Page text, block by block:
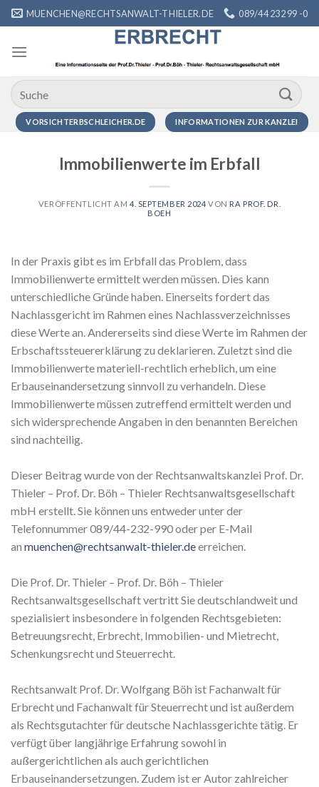
Zum
Inhalt
springen
MUENCHEN@RECHTSANWALT-THIELER.DE 089/44 232 99 -0
VORSICHTERBSCHLEICHER.DE INFORMATIONEN ZUR KANZLEI
Immobilienwerte im Erbfall
VERÖFFENTLICHT AM 4. SEPTEMBER 2024 VON RA PROF. DR.
BOEH
In der Praxis gibt es im Erbfall das Problem, dass
Immobilienwerte ermittelt werden müssen. Dies kann
unterschiedliche Gründe haben. Einerseits fordert das
Nachlassgericht im Rahmen eines Nachlassverzeichnisses
diese Werte an. Andererseits sind diese Werte im Rahmen der
Erbschaftssteuererklärung zu deklarieren. Zuletzt sind die
Immobilienwerte materiell-rechtlich erheblich, um eine
Erbauseinandersetzung sinnvoll zu verhandeln. Diese
Immobilienwerte müssen zutreffend ermittelt werden und
sich widersprechende Angaben in den benannten Bereichen
sind nachteilig.
Dieser Beitrag wurde von der Rechtsanwaltskanzlei Prof. Dr.
Thieler – Prof. Dr. Böh – Thieler Rechtsanwaltsgesellschaft
mbH erstellt. Sie können uns entweder unter der
Telefonnummer 089/44-232-990 oder per E-Mail
an muenchen@rechtsanwalt-thieler.deerreichen.
Die Prof. Dr. Thieler – Prof. Dr. Böh – Thieler
Rechtsanwaltsgesellschaft vertritt Sie deutschlandweit und
spezialisiert insbesondere in folgenden Rechtsgebieten:
Betreuungsrecht, Erbrecht, Immobilien- und Mietrecht,
Schenkungsrecht und Steuerrecht.
Rechtsanwalt Prof. Dr. Wolfgang Böh ist Fachanwalt für
Erbrecht und Fachanwalt für Steuerrecht und ist außerdem
als Rechtsgutachter für deutsche Nachlassgerichte tätig. Er
verfügt über langjährige Erfahrung sowohl in
außergerichtlichen als auch gerichtlichen
Erbauseinandersetzungen. Zudem ist er Autor zahlreicher